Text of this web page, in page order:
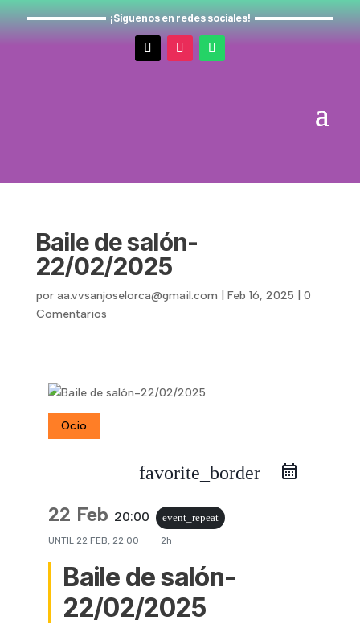
¡Síguenos en redes sociales!
Baile de salón-
22/02/2025
por aa.vvsanjoselorca@gmail.com Feb 16, 2025
0
Comentarios
Ocio
favorite_border
22 Feb 20:00
event_repeat
UNTIL 22 FEB, 22:00 2h
Baile de salón-
22/02/2025